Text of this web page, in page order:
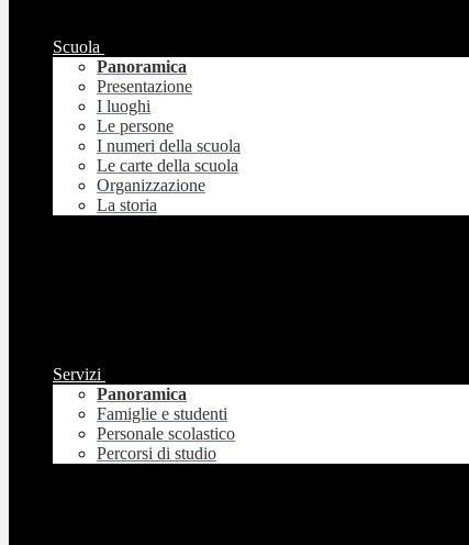
Scuola
Panoramica
Presentazione
I luoghi
Le persone
I numeri della scuola
Le carte della scuola
Organizzazione
La storia
Servizi
Panoramica
Famiglie e studenti
Personale scolastico
Percorsi di studio